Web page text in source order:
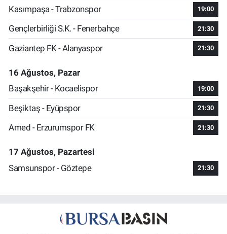
Kasımpaşa - Trabzonspor 19:00
Gençlerbirliği S.K. - Fenerbahçe 21:30
Gaziantep FK - Alanyaspor 21:30
16 Ağustos, Pazar
Başakşehir - Kocaelispor
19:00
Beşiktaş - Eyüpspor 21:30
Amed - Erzurumspor FK 21:30
17 Ağustos, Pazartesi
Samsunspor - Göztepe
21:30